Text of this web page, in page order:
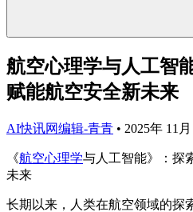
航空心理学与人工智
赋能航空安全新未来
AI快讯网编辑-青青 • 2025年 11
《航空心理学与人工智能》：探
未来
长期以来，人类在航空领域的探